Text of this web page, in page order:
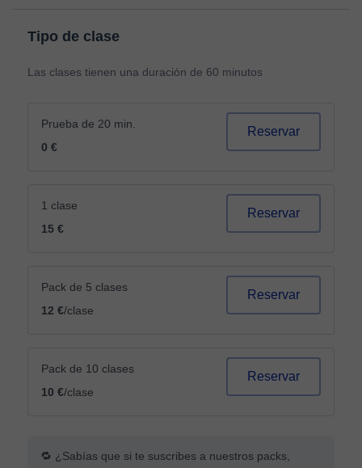
Tipo de clase
Las clases tienen una duración de 60 minutos
Prueba de 20 min.
0 €
Reservar
1 clase
15 €
Reservar
Pack de 5 clases
12 €/clase
Reservar
Pack de 10 clases
10 €/clase
Reservar
🔁 ¿Sabías que si te suscribes a nuestros packs,